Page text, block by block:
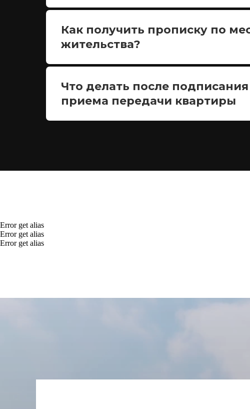
Как получить прописку по
жительства?
Что делать после подписания
приема передачи квартиры
Error get alias
Error get alias
Error get alias